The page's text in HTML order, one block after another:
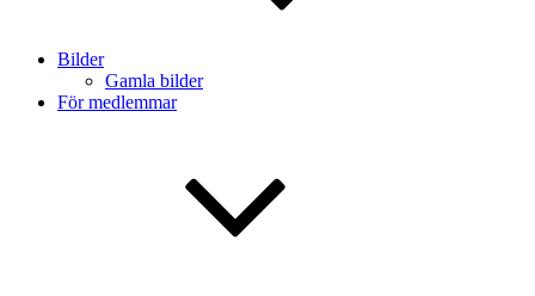
Bilder
Gamla bilder
För medlemmar